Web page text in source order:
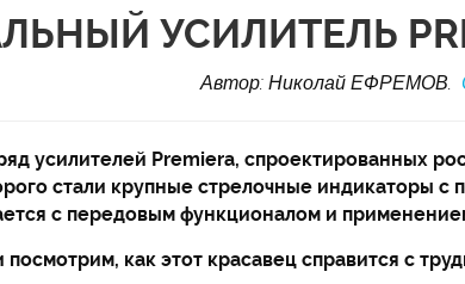
УСИЛИТЕЛЬ
Автор: Николай ЕФРЕМОВ.
усилителей Premiera, спроектированных
стали крупные стрелочные индикаторы с
с передовым функционалом и
как этот красавец справится с